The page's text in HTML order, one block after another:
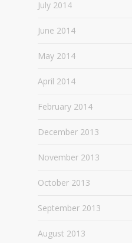
July 2014
June 2014
May 2014
April 2014
February 2014
December 2013
November 2013
October 2013
September 2013
August 2013